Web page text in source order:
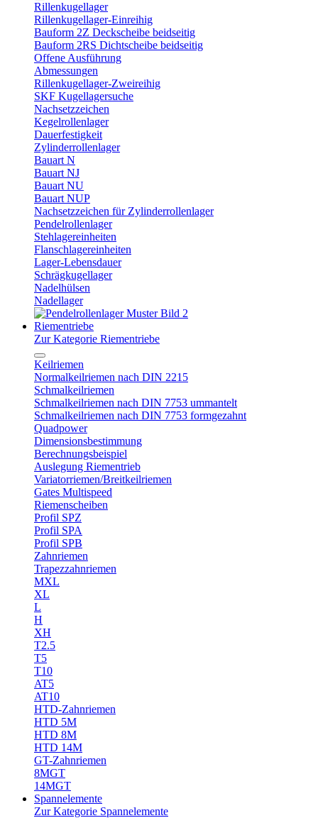
Rillenkugellager
Rillenkugellager-Einreihig
Bauform 2Z Deckscheibe beidseitig
Bauform 2RS Dichtscheibe beidseitig
Offene Ausführung
Abmessungen
Rillenkugellager-Zweireihig
SKF Kugellagersuche
Nachsetzzeichen
Kegelrollenlager
Dauerfestigkeit
Zylinderrollenlager
Bauart N
Bauart NJ
Bauart NU
Bauart NUP
Nachsetzzeichen für Zylinderrollenlager
Pendelrollenlager
Stehlagereinheiten
Flanschlagereinheiten
Lager-Lebensdauer
Schrägkugellager
Nadelhülsen
Nadellager
Riementriebe
Zur Kategorie Riementriebe
Keilriemen
Normalkeilriemen nach DIN 2215
Schmalkeilriemen
Schmalkeilriemen nach DIN 7753 ummantelt
Schmalkeilriemen nach DIN 7753 formgezahnt
Quadpower
Dimensionsbestimmung
Berechnungsbeispiel
Auslegung Riementrieb
Variatorriemen/Breitkeilriemen
Gates Multispeed
Riemenscheiben
Profil SPZ
Profil SPA
Profil SPB
Zahnriemen
Trapezzahnriemen
MXL
XL
L
H
XH
T2.5
T5
T10
AT5
AT10
HTD-Zahnriemen
HTD 5M
HTD 8M
HTD 14M
GT-Zahnriemen
8MGT
14MGT
Spannelemente
Zur Kategorie Spannelemente